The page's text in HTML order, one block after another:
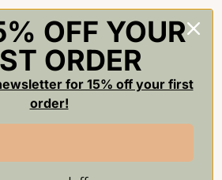
OFF YOUR
ORDER
for 15% off your first
order!